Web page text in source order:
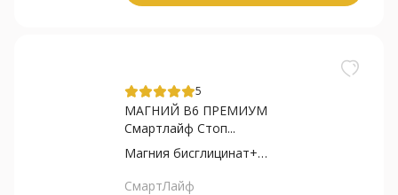
5
МАГНИЙ В6 ПРЕМИУМ
Смартлайф Стоп...
Магния бисглицинат+Пирид...
СмартЛайф